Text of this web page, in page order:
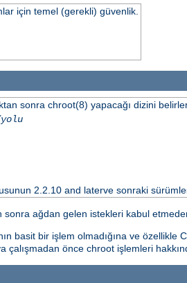
için temel (gerekli) güvenlik.
sonra chroot(8) yapacağı dizini
2.2.10 and laterve sonraki
sonra ağdan gelen istekleri kabul
basit bir işlem olmadığına ve
çalışmadan önce chroot işlemleri